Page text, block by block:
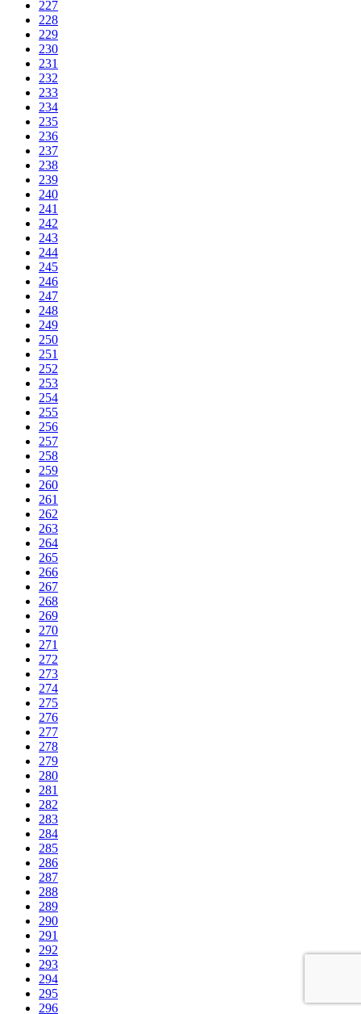
227
228
229
230
231
232
233
234
235
236
237
238
239
240
241
242
243
244
245
246
247
248
249
250
251
252
253
254
255
256
257
258
259
260
261
262
263
264
265
266
267
268
269
270
271
272
273
274
275
276
277
278
279
280
281
282
283
284
285
286
287
288
289
290
291
292
293
294
295
296